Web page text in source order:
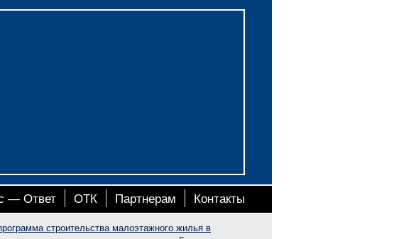
— Ответ ОТК Партнерам Контакты
строительства малоэтажного жилья в